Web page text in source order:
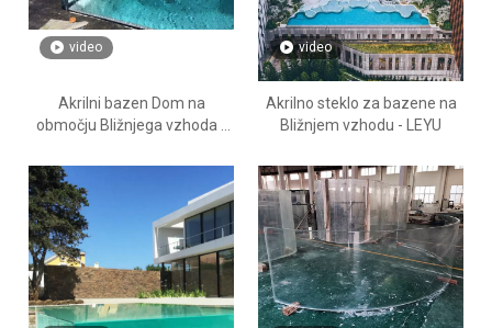
video
Akrilni bazen Dom na
območju Bližnjega vzhoda -
video
Akrilno steklo za bazene na
Bližnjem vzhodu - LEYU